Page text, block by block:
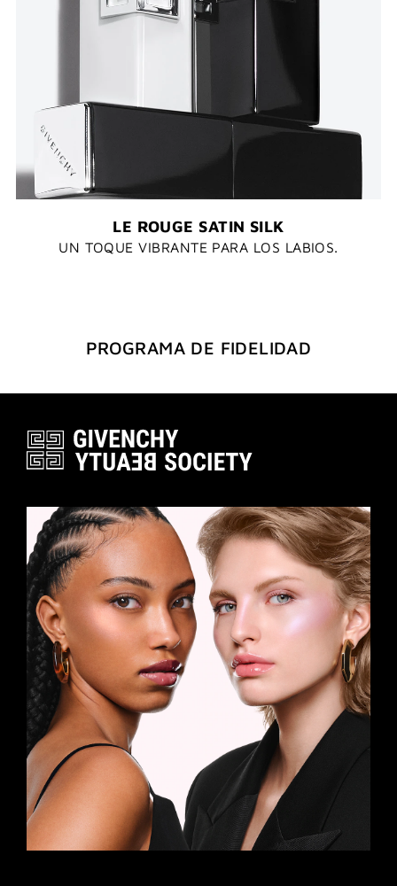
LE ROUGE SATIN SILK
UN TOQUE VIBRANTE PARA LOS LABIOS.
PROGRAMA DE FIDELIDAD